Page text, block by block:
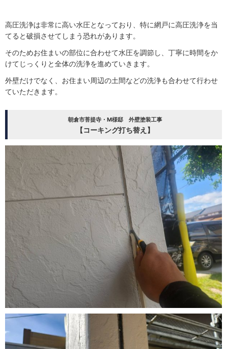
高圧洗浄は非常に高い水圧となっており、特に網戸に高圧洗浄を当
てると破損させてしまう恐れがあります。
そのためお住まいの部位に合わせて水圧を調節し、丁寧に時間をか
けてじっくりと全体の洗浄を進めていきます。
外壁だけでなく、お住まい周辺の土間などの洗浄も合わせて行わせ
ていただきます。
朝倉市菩提寺・M様邸 外壁塗装工事
【コーキング打ち替え】